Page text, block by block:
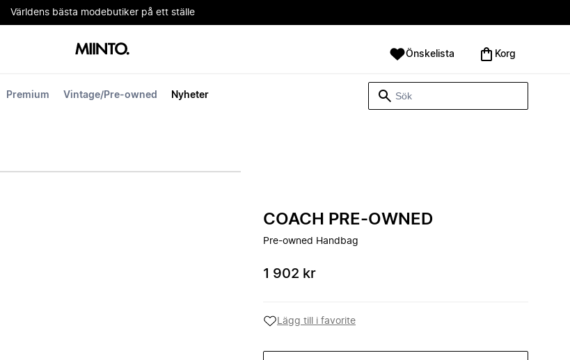
Världens bästa modebutiker på ett ställe
Premium Vintage/Pre-owned Nyheter
Önskelista Korg
COACH PRE-OWNED
Pre-owned Handbag
1 902 kr
Lägg till i favorite